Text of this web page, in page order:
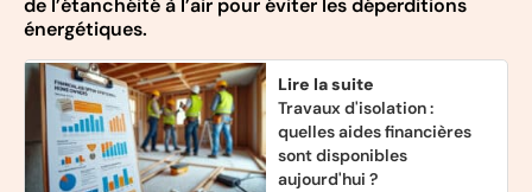
de l’étanchéité à l’air pour éviter les déperditions
énergétiques.
Lire la suite
Travaux d'isolation :
quelles aides financières
sont disponibles
aujourd'hui ?